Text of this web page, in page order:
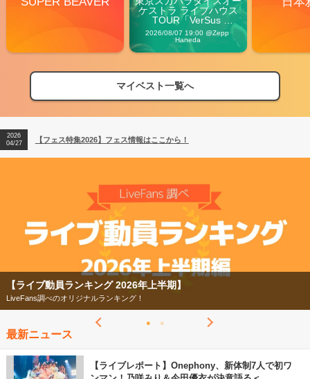
ケストラ ライブハウス
TOUR「VerSus
Carnival」
2026/08/07 19:00 @Zepp
Haneda
マイベスト一覧へ
【フェス特集2026】フェス情報はここから！
【ライブ動員ランキング】2026年上半期編発表！
2026
04/27
【フェス特集2026】フェス情報はここから！
2026
【フェス特集2026】
今年もフェスの季節がやってきた！
最新ニュース
【ライブレポート】Onephony、新体制7人で初ワ